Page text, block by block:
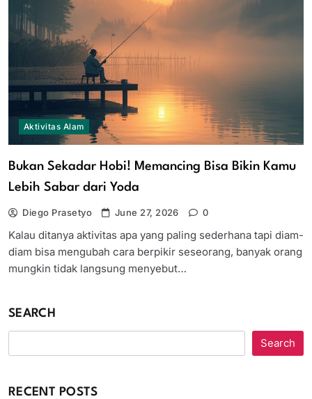
Aktivitas Alam
Bukan Sekadar Hobi! Memancing Bisa Bikin Kamu
Lebih Sabar dari Yoda
Diego Prasetyo June 27, 2026 0
Kalau ditanya aktivitas apa yang paling sederhana tapi diam-
diam bisa mengubah cara berpikir seseorang, banyak orang
mungkin tidak langsung menyebut…
SEARCH
Search
RECENT POSTS